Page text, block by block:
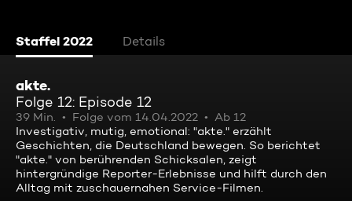
Staffel 2022 Details
akte.
Folge 12: Episode 12
39 Min. Folge vom 14.04.2022
Ab 12
Investigativ, mutig, emotional: "akte." erzählt
Geschichten, die Deutschland bewegen. So berichtet
"akte." von berührenden Schicksalen, zeigt
hintergründige Reporter-Erlebnisse und hilft durch den
Alltag mit zuschauernahen Service-Filmen.